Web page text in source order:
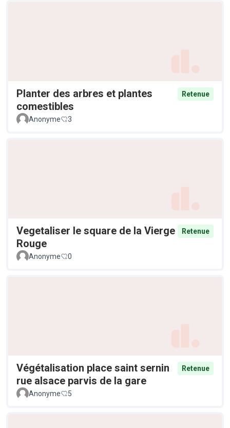
Planter des arbres et plantes
comestibles
Retenue
Anonyme 3
Vegetaliser le square de la Vierge
Rouge
Retenue
Anonyme 0
Végétalisation place saint sernin
rue alsace parvis de la gare
Retenue
Anonyme 5